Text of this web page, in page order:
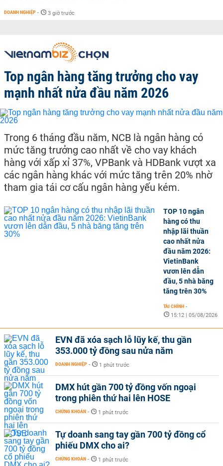
DOANH NGHIỆP - 3 giờ trước
Top ngân hàng tăng trưởng cho vay
mạnh nhất nửa đầu năm 2026
Trong 6 tháng đầu năm, NCB là ngân hàng có
mức tăng trưởng cao nhất về cho vay khách
hàng với xấp xỉ 37%, VPBank và HDBank vượt xa
các ngân hàng khác với mức tăng trên 20% nhờ
tham gia tái cơ cấu ngân hàng yếu kém.
TOP 10 ngân
hàng có thu
nhập lãi thuần
cao nhất nửa
đầu năm 2026:
VietinBank
vươn lên dẫn
đầu, 5 nhà băng
tăng trên 30%
TÀI CHÍNH -
15:12 | 05/08/2026
EVN đã xóa sạch lỗ lũy kế, thu gần
353.000 tỷ đồng sau nửa năm
DOANH NGHIỆP - 1 phút trước
DMX hút gần 700 tỷ đồng vốn ngoại
trong phiên thứ hai lên HOSE
CHỨNG KHOÁN - 1 phút trước
Tự doanh sang tay gần 700 tỷ đồng cổ
phiếu DMX cho ai?
CHỨNG KHOÁN - 1 phút trước